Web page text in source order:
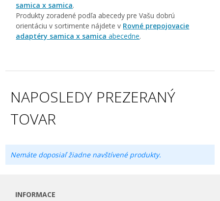
samica x samica.
Produkty zoradené podľa abecedy pre Vašu dobrú
orientáciu v sortimente nájdete v Rovné prepojovacie
adaptéry samica x samica abecedne.
NAPOSLEDY PREZERANÝ
TOVAR
Nemáte doposiaľ žiadne navštívené produkty.
INFORMACE